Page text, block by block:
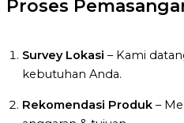
Proses
Survey Lokasi – Kami
kebutuhan Anda.
Rekomendasi Produk –